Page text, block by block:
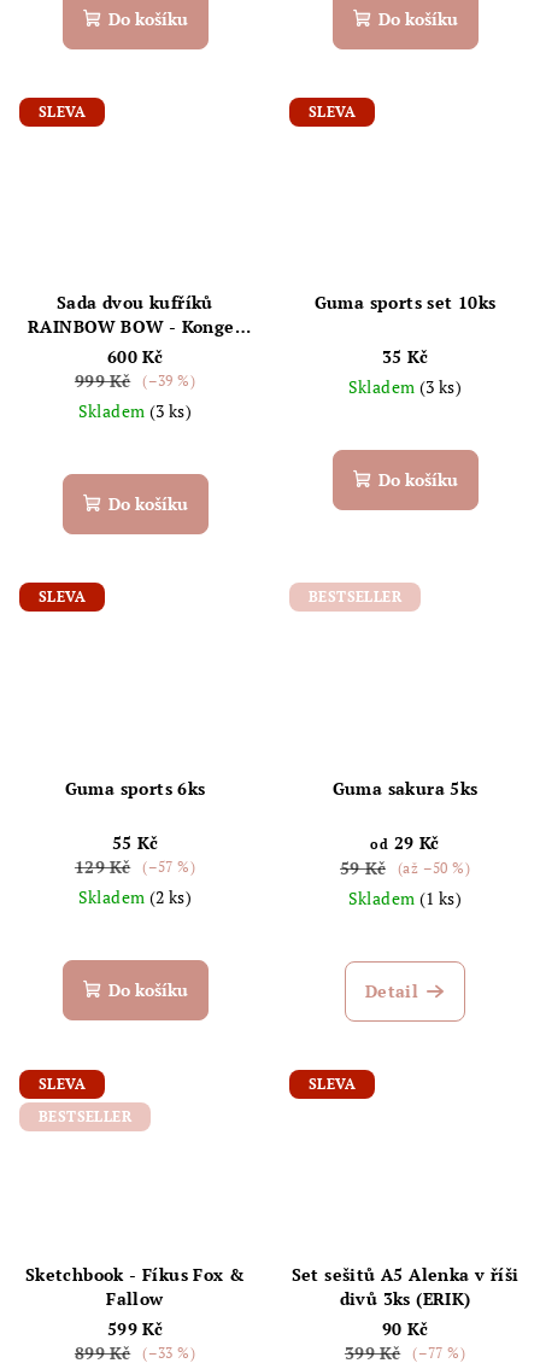
Do košíku Do košíku
SLEVA
Sada dvou kufříků
RAINBOW BOW - Konges
Sløjd
600 Kč
999 Kč
(–39 %)
Skladem (3 ks)
Do košíku
SLEVA
Guma sports set 10ks
35 Kč
Skladem (3 ks)
Do košíku
SLEVA
Guma sports 6ks
55 Kč
129 Kč
(–57 %)
Skladem (2 ks)
Do košíku
BESTSELLER
Guma sakura 5ks
od 29 Kč
59 Kč
(až –50 %)
Skladem (1 ks)
Detail
SLEVA
BESTSELLER
Sketchbook - Fíkus Fox &
Fallow
599 Kč
899 Kč
(–33 %)
SLEVA
Set sešitů A5 Alenka v říši
divů 3ks (ERIK)
90 Kč
399 Kč
(–77 %)